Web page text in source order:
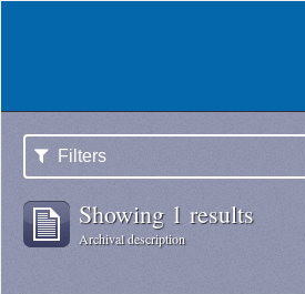
Filters
Showing 1 results
Archival description